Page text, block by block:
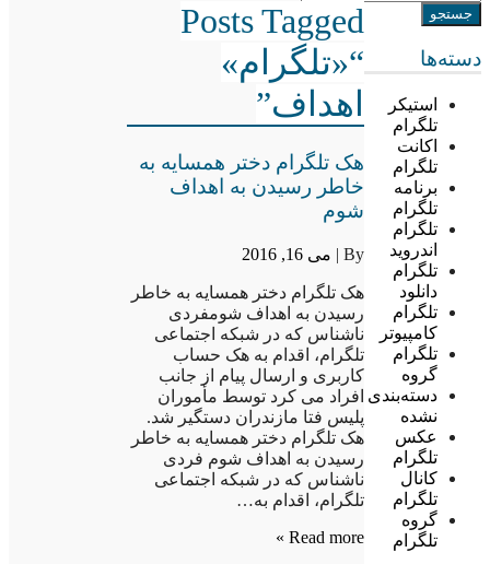
دسته‌ها
استیکر
تلگرام
اکانت
تلگرام
برنامه
تلگرام
تلگرام
اندروید
تلگرام
دانلود
تلگرام
کامپیوتر
تلگرام
گروه
دسته‌بندی
نشده
عکس
تلگرام
کانال
تلگرام
گروه
تلگرام
Posts Tagged
“«تلگرام»
اهداف”
هک تلگرام دختر همسایه به
خاطر رسیدن به اهداف
شوم
By | می 16, 2016
هک تلگرام دختر همسایه به خاطر
رسیدن به اهداف شومفردی
ناشناس که در شبکه اجتماعی
تلگرام، اقدام به هک حساب
کاربری و ارسال پیام از جانب
افراد می کرد توسط مأموران
پلیس فتا مازندران دستگیر شد.
هک تلگرام دختر همسایه به خاطر
رسیدن به اهداف شوم فردی
ناشناس که در شبکه اجتماعی
تلگرام، اقدام به…
Read more »